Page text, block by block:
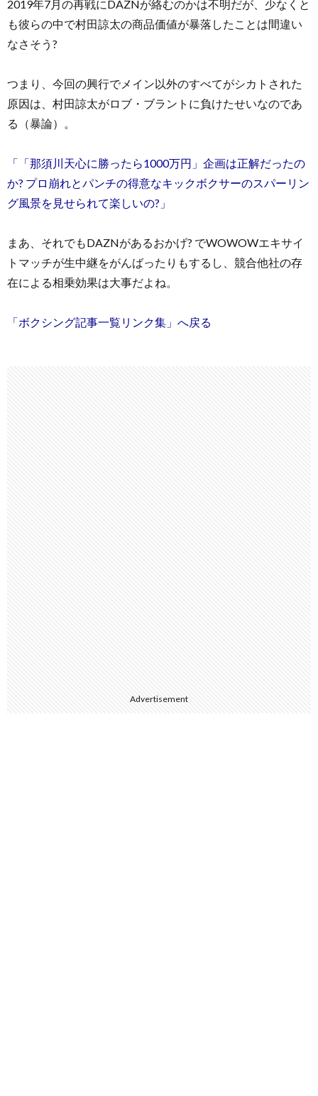
2019年7月の再戦にDAZNが絡むのかは不明だが、少なくと
も彼らの中で村田諒太の商品価値が暴落したことは間違い
なさそう?
つまり、今回の興行でメイン以外のすべてがシカトされた
原因は、村田諒太がロブ・ブラントに負けたせいなのであ
る（暴論）。
「「那須川天心に勝ったら1000万円」企画は正解だったの
か? プロ崩れとパンチの得意なキックボクサーのスパーリン
グ風景を見せられて楽しいの?」
まあ、それでもDAZNがあるおかげ? でWOWOWエキサイ
トマッチが生中継をがんばったりもするし、競合他社の存
在による相乗効果は大事だよね。
「ボクシング記事一覧リンク集」へ戻る
Advertisement